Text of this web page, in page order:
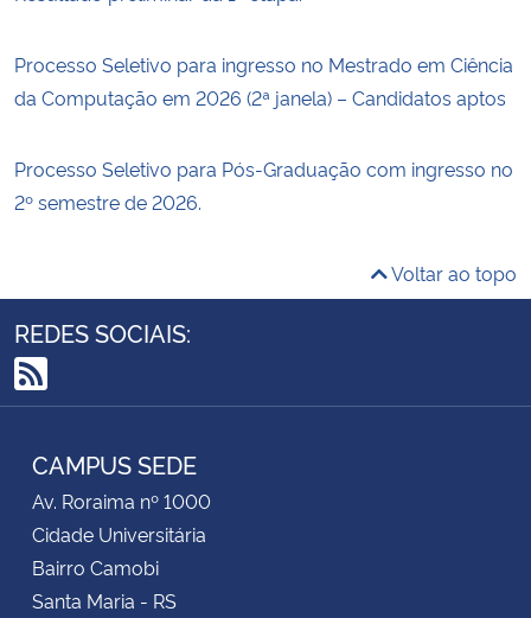
Processo Seletivo para ingresso no Mestrado em Ciência
da Computação em 2026 (2ª janela) – Candidatos aptos
Processo Seletivo para Pós-Graduação com ingresso no
2º semestre de 2026.
Voltar ao topo
REDES SOCIAIS:
RSS
CAMPUS SEDE
Av. Roraima nº 1000
Cidade Universitária
Bairro Camobi
Santa Maria - RS